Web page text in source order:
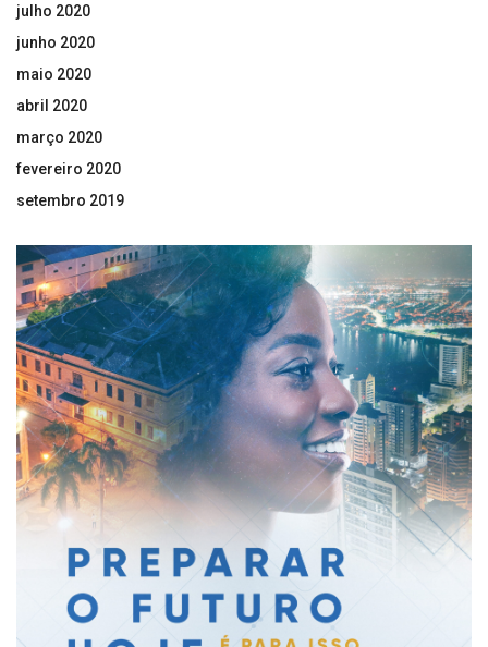
julho 2020
junho 2020
maio 2020
abril 2020
março 2020
fevereiro 2020
setembro 2019